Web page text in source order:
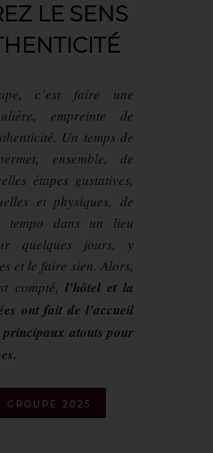
LE SENS
c’est faire une
empreinte de
Un temps de
ensemble, de
étapes gustatives,
et physiques, de
dans un lieu
quelques jours, y
et le faire sien. Alors,
compté, l’hôtel et la
ont fait de l’accueil
principaux atouts pour
GROUPE 2025